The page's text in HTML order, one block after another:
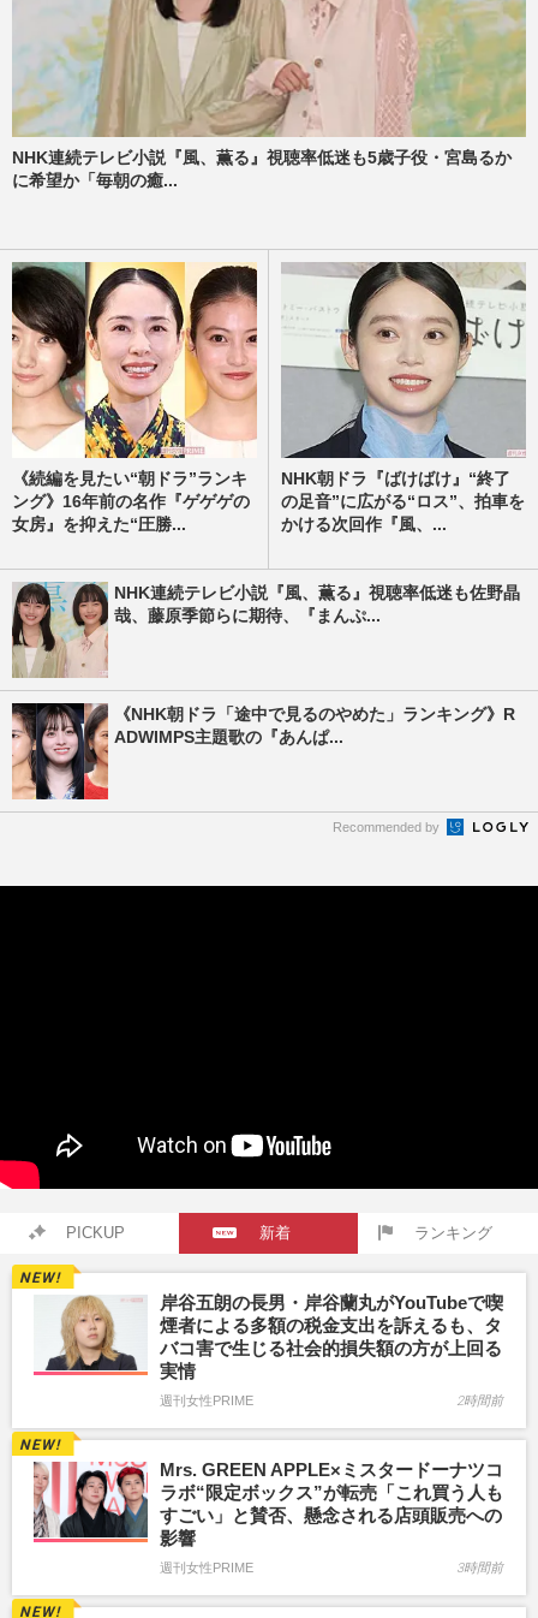
NHK連続テレビ小説『風、薫る』視聴率低迷も5歳子役・宮島るか
に希望か「毎朝の癒...
《続編を見たい“朝ドラ”ランキ
ング》16年前の名作『ゲゲゲの
女房』を抑えた“圧勝...
NHK朝ドラ『ばけばけ』“終了
の足音”に広がる“ロス”、拍車を
かける次回作『風、...
NHK連続テレビ小説『風、薫る』視聴率低迷も佐野晶
哉、藤原季節らに期待、『まんぷ...
《NHK朝ドラ「途中で見るのやめた」ランキング》R
ADWIMPS主題歌の『あんぱ...
Recommended by
PICKUP 新着 ランキング
岸谷五朗の長男・岸谷蘭丸がYouTubeで喫
煙者による多額の税金支出を訴えるも、タ
バコ害で生じる社会的損失額の方が上回る
実情
週刊女性PRIME 2時間前
Mrs. GREEN APPLE×ミスタードーナツコ
ラボ“限定ボックス”が転売「これ買う人も
すごい」と賛否、懸念される店頭販売への
影響
週刊女性PRIME 3時間前